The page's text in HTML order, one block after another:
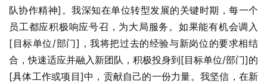
队协作精神]。我深知在单位转型发展的关键时期，每一个
员工都应积极响应号召，为大局服务。如果能有机会调入
[目标单位/部门]，我将把过去的经验与新岗位的要求相结
合，快速适应并融入新团队，积极投身到[目标单位/部门]的
[具体工作或项目]中，贡献自己的一份力量。我坚信，在新